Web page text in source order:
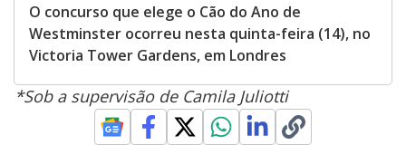
O concurso que elege o Cão do Ano de
Westminster ocorreu nesta quinta-feira (14), no
Victoria Tower Gardens, em Londres
*Sob a supervisão de Camila Juliotti